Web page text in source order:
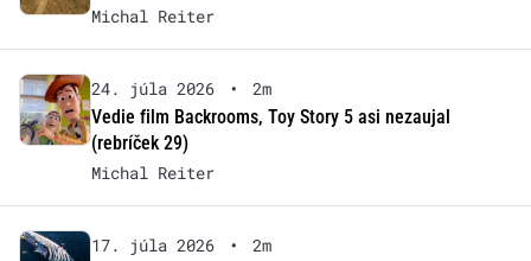
Michal Reiter
24. júla 2026 •
2m
Vedie film Backrooms, Toy Story 5 asi nezaujal
(rebríček 29)
Michal Reiter
17. júla 2026 •
2m